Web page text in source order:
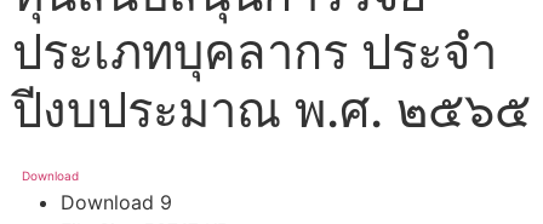
ประเภทบุคลากร ประจำ
ปีงบประมาณ พ.ศ. ๒๕๖๕
Download
Download 9